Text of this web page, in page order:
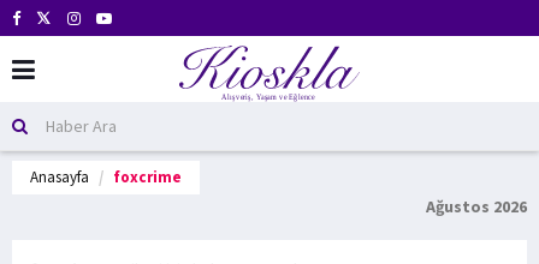
Anasayfa foxcrime
Ağustos 2026